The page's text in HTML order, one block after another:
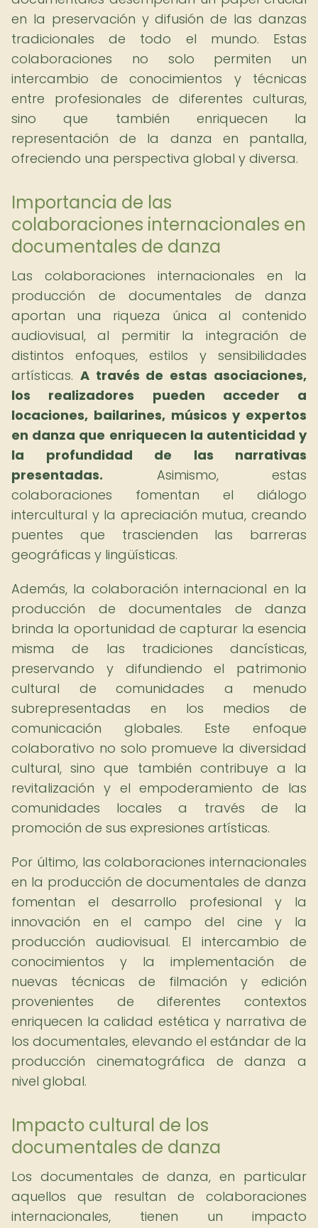
en la preservación y difusión de las danzas
tradicionales de todo el mundo. Estas
colaboraciones no solo permiten un
intercambio de conocimientos y técnicas
entre profesionales de diferentes culturas,
sino que también enriquecen la
representación de la danza en pantalla,
ofreciendo una perspectiva global y diversa.
Importancia de las
colaboraciones internacionales en
documentales de danza
Las colaboraciones internacionales en la
producción de documentales de danza
aportan una riqueza única al contenido
audiovisual, al permitir la integración de
distintos enfoques, estilos y sensibilidades
artísticas. A través de estas asociaciones,
los realizadores pueden acceder a
locaciones, bailarines, músicos y expertos
en danza que enriquecen la autenticidad y
la profundidad de las narrativas
presentadas. Asimismo, estas
colaboraciones fomentan el diálogo
intercultural y la apreciación mutua, creando
puentes que trascienden las barreras
geográficas y lingüísticas.
Además, la colaboración internacional en la
producción de documentales de danza
brinda la oportunidad de capturar la esencia
misma de las tradiciones dancísticas,
preservando y difundiendo el patrimonio
cultural de comunidades a menudo
subrepresentadas en los medios de
comunicación globales. Este enfoque
colaborativo no solo promueve la diversidad
cultural, sino que también contribuye a la
revitalización y el empoderamiento de las
comunidades locales a través de la
promoción de sus expresiones artísticas.
Por último, las colaboraciones internacionales
en la producción de documentales de danza
fomentan el desarrollo profesional y la
innovación en el campo del cine y la
producción audiovisual. El intercambio de
conocimientos y la implementación de
nuevas técnicas de filmación y edición
provenientes de diferentes contextos
enriquecen la calidad estética y narrativa de
los documentales, elevando el estándar de la
producción cinematográfica de danza a
nivel global.
Impacto cultural de los
documentales de danza
Los documentales de danza, en particular
aquellos que resultan de colaboraciones
internacionales, tienen un impacto